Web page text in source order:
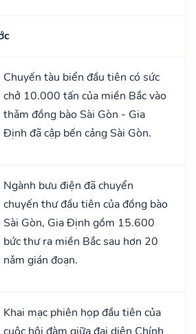
Chuyến tàu biển đầu tiên có sức
chở 10.000 tấn của miền Bắc vào
thǎm đồng bào Sài Gòn - Gia
Định đã cập bến cảng Sài Gòn.
Ngành bưu điện đã chuyển
chuyến thư đầu tiên của đồng bào
Sài Gòn, Gia Định gồm 15.600
bức thư ra miền Bắc sau hơn 20
nǎm gián đoạn.
Khai mạc phiên họp đầu tiên của